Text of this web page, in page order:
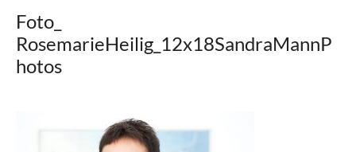
Foto_
RosemarieHeilig_12x18SandraMannP
hotos